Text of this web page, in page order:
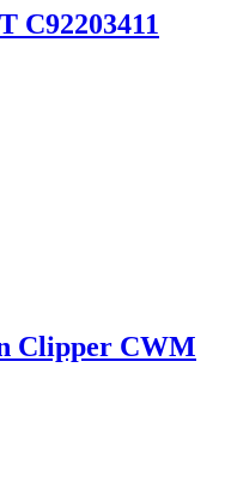
C92203411
Clipper CWM